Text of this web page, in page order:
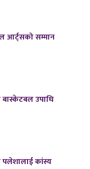
आर्ट्सको सम्मान
बास्केटबल उपाधि
पलेशालाई कांस्य